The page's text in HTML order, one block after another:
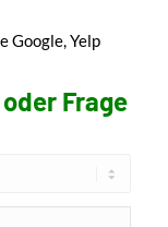
Google, Yelp
Frage